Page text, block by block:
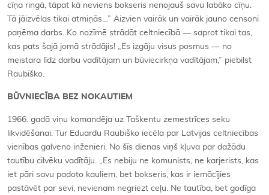
cīņa ringā, tāpat kā neviens bokseris nenojauš savu labāko cīņu.
Tā jāizvēlas tikai atmiņās…” Aizvien vairāk un vairāk jauno censoni
paņēma darbs. Ko nozīmē strādāt celtniecībā — saprot tikai tas,
kas pats šajā jomā strādājis! „Es izgāju visus posmus — no
meistara līdz darbu vadītājam un būviecirkņa vadītājam,” piebilst
Raubiško.
BŪVNIECĪBA BEZ NOKAUTIEM
1966. gadā viņu komandēja uz Taškentu zemestrīces seku
likvidēšanai. Tur Eduardu Raubiško iecēla par Latvijas celtniecības
vienības galveno inženieri. No šīs dienas viņš kļuva par dažādu
tautību cilvēku vadītāju. „Es nebiju ne komunists, ne karjerists, kas
iet pāri savu padoto kauliem, bet bokseris, kas ir iemācījies
pastāvēt par sevi, nevienam negriezt ceļu. Ne tautība, bet godīga